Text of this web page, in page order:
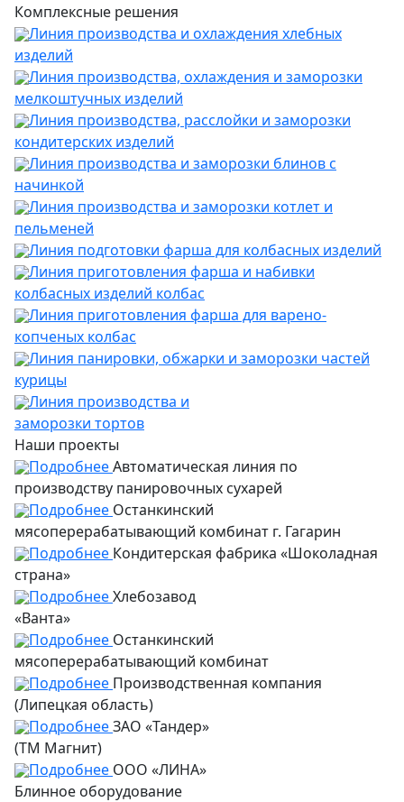
Комплексные решения
Линия производства и охлаждения хлебных
изделий
Линия производства, охлаждения и заморозки
мелкоштучных изделий
Линия производства, расслойки и заморозки
кондитерских изделий
Линия производства и заморозки блинов с
начинкой
Линия производства и заморозки котлет и
пельменей
Линия подготовки фарша для колбасных изделий
Линия приготовления фарша и набивки
колбасных изделий колбас
Линия приготовления фарша для варено-
копченых колбас
Линия панировки, обжарки и заморозки частей
курицы
Линия производства и
заморозки тортов
Наши проекты
ПодробнееАвтоматическая линия по
производству панировочных сухарей
Подробнее Останкинский
мясоперерабатывающий комбинат г. Гагарин
Подробнее Кондитерская фабрика «Шоколадная
страна»
ПодробнееХлебозавод
«Ванта»
Подробнее Останкинский
мясоперерабатывающий комбинат
Подробнее Производственная компания
(Липецкая область)
ПодробнееЗАО «Тандер»
(ТМ Магнит)
Подробнее ООО «ЛИНА»
Блинное оборудование